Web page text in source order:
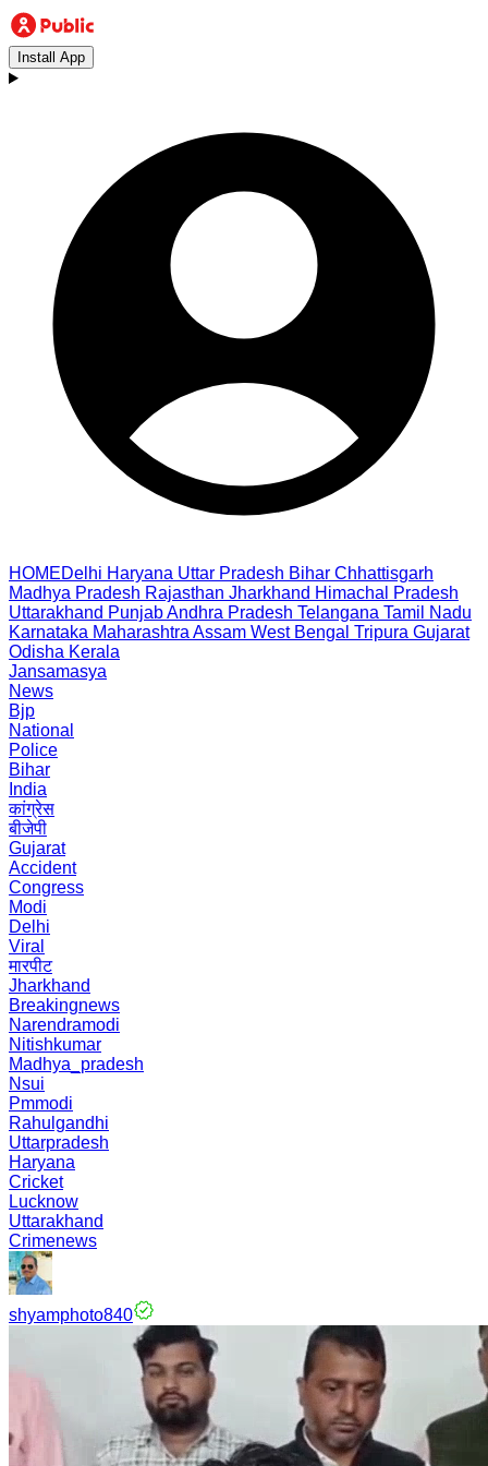
Install App
HOMEDelhi Haryana Uttar Pradesh Bihar Chhattisgarh
Madhya Pradesh Rajasthan Jharkhand Himachal Pradesh
Uttarakhand PunjabAndhra Pradesh Telangana Tamil Nadu
Karnataka Maharashtra Assam West Bengal Tripura Gujarat
Odisha Kerala
Jansamasya
News
Bjp
National
Police
Bihar
India
कांग्रेस
बीजेपी
Gujarat
Accident
Congress
Modi
Delhi
Viral
मारपीट
Jharkhand
Breakingnews
Narendramodi
Nitishkumar
Madhya_pradesh
Nsui
Pmmodi
Rahulgandhi
Uttarpradesh
Haryana
Cricket
Lucknow
Uttarakhand
Crimenews
shyamphoto840